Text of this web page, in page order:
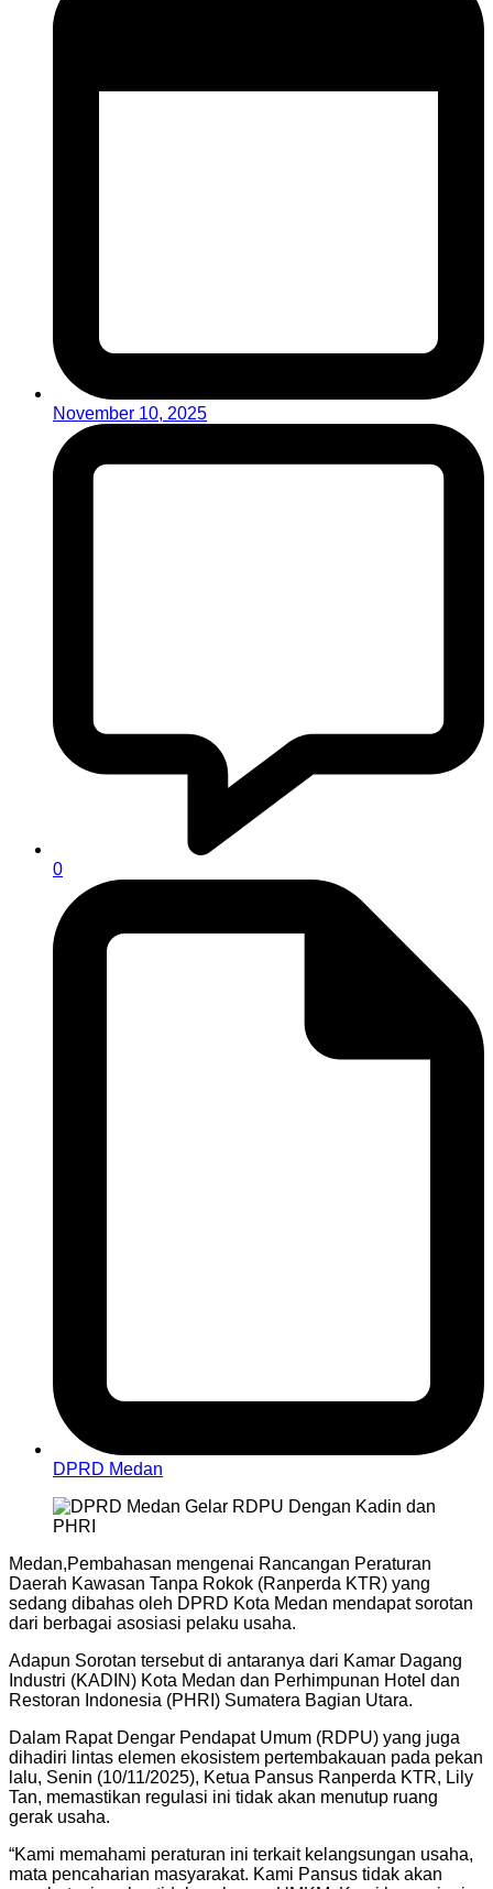
November 10, 2025
0
DPRD Medan
Medan,Pembahasan mengenai Rancangan Peraturan
Daerah Kawasan Tanpa Rokok (Ranperda KTR) yang
sedang dibahas oleh DPRD Kota Medan mendapat sorotan
dari berbagai asosiasi pelaku usaha.
Adapun Sorotan tersebut di antaranya dari Kamar Dagang
Industri (KADIN) Kota Medan dan Perhimpunan Hotel dan
Restoran Indonesia (PHRI) Sumatera Bagian Utara.
Dalam Rapat Dengar Pendapat Umum (RDPU) yang juga
dihadiri lintas elemen ekosistem pertembakauan pada pekan
lalu, Senin (10/11/2025), Ketua Pansus Ranperda KTR, Lily
Tan, memastikan regulasi ini tidak akan menutup ruang
gerak usaha.
“Kami memahami peraturan ini terkait kelangsungan usaha,
mata pencaharian masyarakat. Kami Pansus tidak akan